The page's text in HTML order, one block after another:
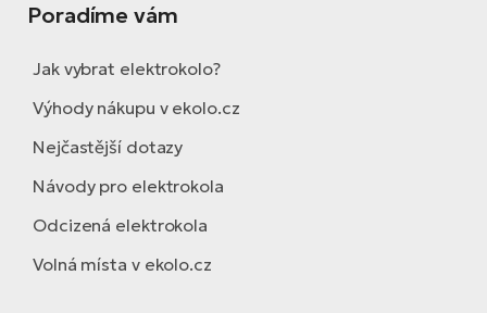
Poradíme vám
Jak vybrat elektrokolo?
Výhody nákupu v ekolo.cz
Nejčastější dotazy
Návody pro elektrokola
Odcizená elektrokola
Volná místa v ekolo.cz